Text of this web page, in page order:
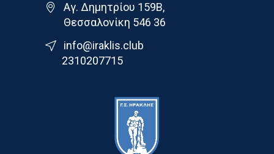
Αγ. Δημητρίου 159Β,
Θεσσαλονίκη 546 36
info@iraklis.club
2310207715